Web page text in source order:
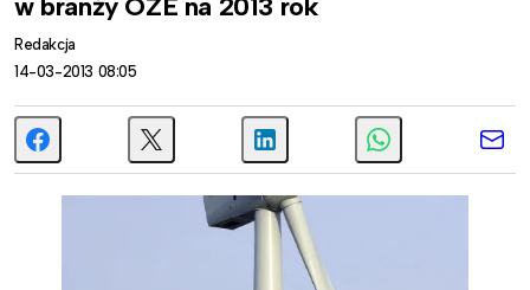
Redakcja
14-03-2013 08:05